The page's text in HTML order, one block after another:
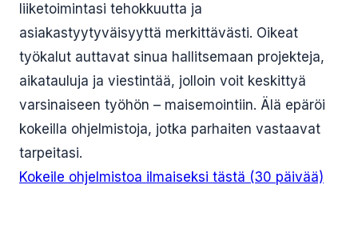
liiketoimintasi tehokkuutta ja
asiakastyytyväisyyttä merkittävästi. Oikeat
työkalut auttavat sinua hallitsemaan projekteja,
aikatauluja ja viestintää, jolloin voit keskittyä
varsinaiseen työhön – maisemointiin. Älä epäröi
kokeilla ohjelmistoja, jotka parhaiten vastaavat
tarpeitasi.
Kokeile ohjelmistoa ilmaiseksi tästä (30 päivää)